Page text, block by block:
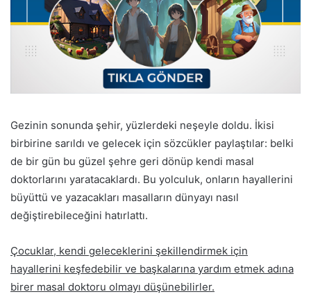
Gezinin sonunda şehir, yüzlerdeki neşeyle doldu. İkisi
birbirine sarıldı ve gelecek için sözcükler paylaştılar: belki
de bir gün bu güzel şehre geri dönüp kendi masal
doktorlarını yaratacaklardı. Bu yolculuk, onların hayallerini
büyüttü ve yazacakları masalların dünyayı nasıl
değiştirebileceğini hatırlattı.
Çocuklar, kendi geleceklerini şekillendirmek için
hayallerini keşfedebilir ve başkalarına yardım etmek adına
birer masal doktoru olmayı düşünebilirler.